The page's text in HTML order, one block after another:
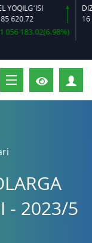
183.02(6.98%)
16
- 2023/5